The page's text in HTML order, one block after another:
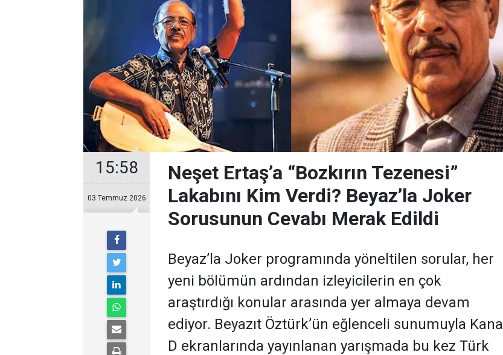
15:58
03 Temmuz 2026
Neşet Ertaş’a “Bozkırın Tezenesi”
Lakabını Kim Verdi? Beyaz’la Joker
Sorusunun Cevabı Merak Edildi
Beyaz’la Joker programında yöneltilen sorular, her
yeni bölümün ardından izleyicilerin en çok
araştırdığı konular arasında yer almaya devam
ediyor. Beyazıt Öztürk’ün eğlenceli sunumuyla Kanal
D ekranlarında yayınlanan yarışmada bu kez Türk